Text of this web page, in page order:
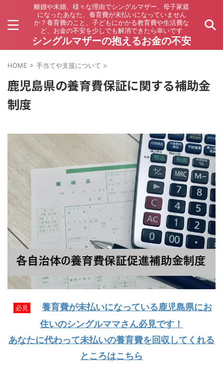
離婚や未婚、様々な理由でシングルマザー、母子家庭
になったあなた、養育費が未払いになっていません
か？養育費のこと、子どもにかかる教育費や生活費な
ど、お金の不安を少しでも解消できたら幸いです
シングルマザーの抱えるお金の不安
HOME > 手当てや支援について >
鹿児島県の養育費保証に関する補助金
制度
必見
養育費が未払いになっている鹿児島県にお
住いのシングルママさん必見です！
あなたに代わって未払いの養育費を回収してくれる
ところはこちら